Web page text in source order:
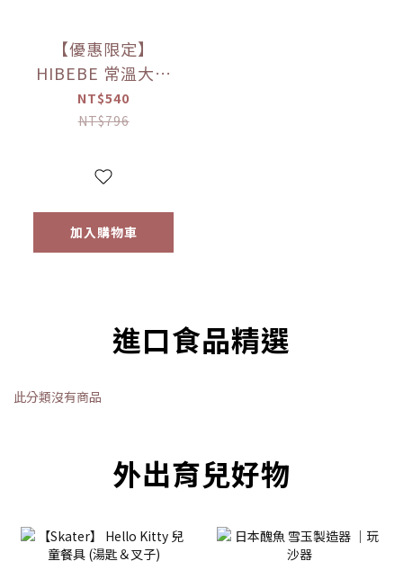
【優惠限定】
HIBEBE 常溫大寶
寶粥系列 雙花豬肉
粥/蓮藕雞肉粥/栗子
(四包入/組)（9個月
NT$540
NT$796
加入購物車
進口食品精選
此分類沒有商品
外出育兒好物